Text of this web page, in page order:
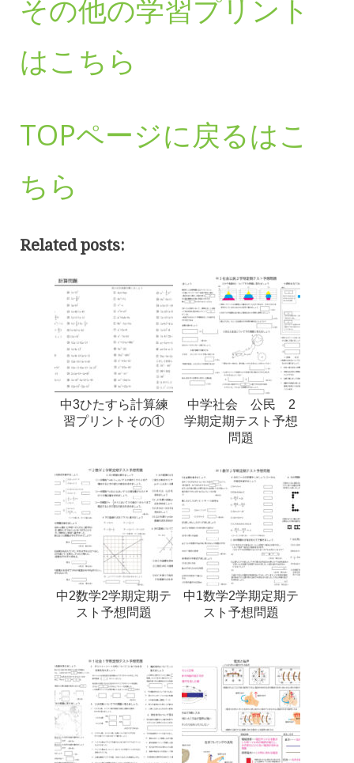
その他の学習プリント
はこちら
TOPページに戻るはこ
ちら
Related posts:
中3ひたすら計算練
習プリントその①
中学社会 公民 2
学期定期テスト予想
問題
中2数学2学期定期テ
スト予想問題
中1数学2学期定期テ
スト予想問題